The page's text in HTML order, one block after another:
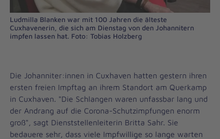
Ludmilla Blanken war mit 100 Jahren die älteste
Cuxhavenerin, die sich am Dienstag von den Johannitern
impfen lassen hat. Foto: Tobias Holzberg
Die Johanniter:innen in Cuxhaven hatten gestern ihren
ersten freien Impftag an ihrem Standort am Querkamp
in Cuxhaven. "Die Schlangen waren unfassbar lang und
der Andrang auf die Corona-Schutzimpfungen enorm
groß", sagt Dienststellenleiterin Britta Sahr. Sie
bedauere sehr, dass viele Impfwillige so lange warten